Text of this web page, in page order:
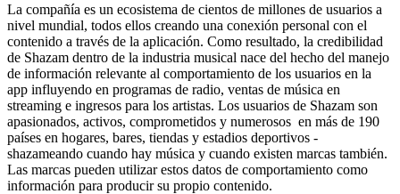
La compañía es un ecosistema de cientos de millones de usuarios a
nivel mundial, todos ellos creando una conexión personal con el
contenido a través de la aplicación. Como resultado, la credibilidad
de Shazam dentro de la industria musical nace del hecho del manejo
de información relevante al comportamiento de los usuarios en la
app influyendo en programas de radio, ventas de música en
streaming e ingresos para los artistas. Los usuarios de Shazam son
apasionados, activos, comprometidos y numerosos ­ en más de 190
países en hogares, bares, tiendas y estadios deportivos -
shazameando cuando hay música y cuando existen marcas también.
Las marcas pueden utilizar estos datos de comportamiento como
información para producir su propio contenido.